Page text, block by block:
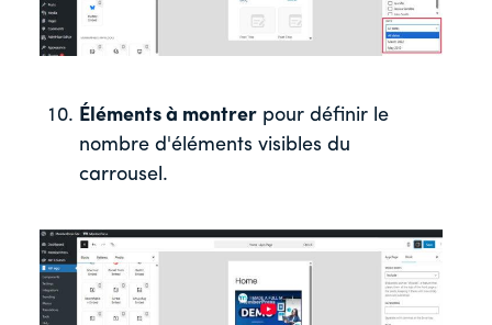
Éléments à montrer pour définir le
nombre d'éléments visibles du
carrousel.